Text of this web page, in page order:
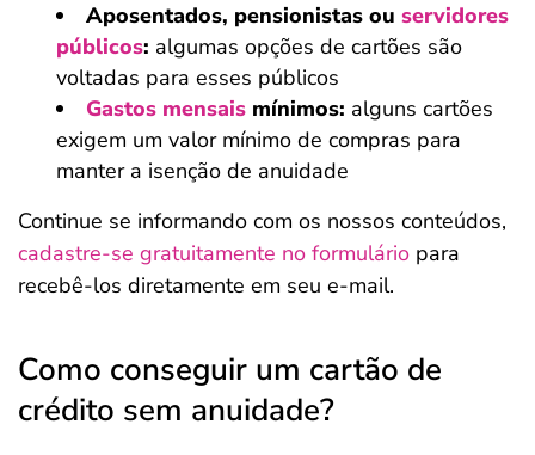
Aposentados, pensionistas ou servidores
públicos: algumas opções de cartões são
voltadas para esses públicos
Gastos mensais mínimos: alguns cartões
exigem um valor mínimo de compras para
manter a isenção de anuidade
Continue se informando com os nossos conteúdos,
cadastre-se gratuitamente no formulário para
recebê-los diretamente em seu e-mail.
Como conseguir um cartão de
crédito sem anuidade?